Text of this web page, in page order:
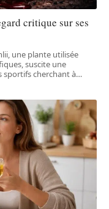
critique sur ses
une plante utilisée
suscite une
cherchant à…